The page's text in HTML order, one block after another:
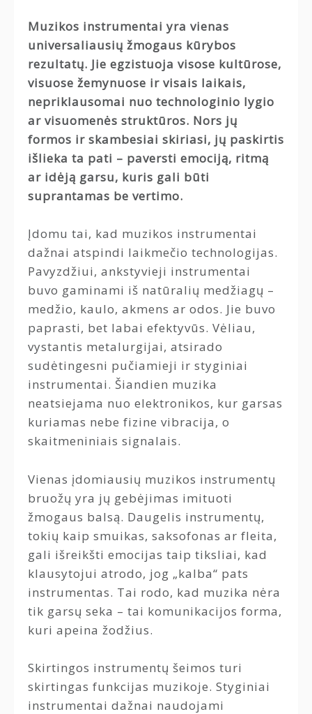
Muzikos instrumentai yra vienas
universaliausių žmogaus kūrybos
rezultatų. Jie egzistuoja visose kultūrose,
visuose žemynuose ir visais laikais,
nepriklausomai nuo technologinio lygio
ar visuomenės struktūros. Nors jų
formos ir skambesiai skiriasi, jų paskirtis
išlieka ta pati – paversti emociją, ritmą
ar idėją garsu, kuris gali būti
suprantamas be vertimo.
Įdomu tai, kad muzikos instrumentai
dažnai atspindi laikmečio technologijas.
Pavyzdžiui, ankstyvieji instrumentai
buvo gaminami iš natūralių medžiagų –
medžio, kaulo, akmens ar odos. Jie buvo
paprasti, bet labai efektyvūs. Vėliau,
vystantis metalurgijai, atsirado
sudėtingesni pučiamieji ir styginiai
instrumentai. Šiandien muzika
neatsiejama nuo elektronikos, kur garsas
kuriamas nebe fizine vibracija, o
skaitmeniniais signalais.
Vienas įdomiausių muzikos instrumentų
bruožų yra jų gebėjimas imituoti
žmogaus balsą. Daugelis instrumentų,
tokių kaip smuikas, saksofonas ar fleita,
gali išreikšti emocijas taip tiksliai, kad
klausytojui atrodo, jog „kalba“ pats
instrumentas. Tai rodo, kad muzika nėra
tik garsų seka – tai komunikacijos forma,
kuri apeina žodžius.
Skirtingos instrumentų šeimos turi
skirtingas funkcijas muzikoje. Styginiai
instrumentai dažnai naudojami